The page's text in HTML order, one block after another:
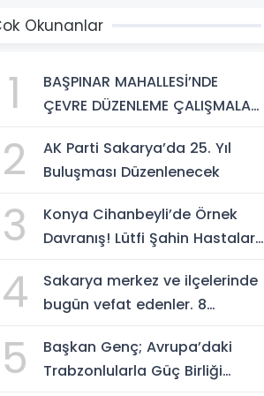
Okunanlar
1
BAŞPINAR MAHALLESİ’NDE
ÇEVRE DÜZENLEME ÇALIŞMALARI
2
AK Parti Sakarya’da 25. Yıl
Buluşması Düzenlenecek
3
Konya Cihanbeyli’de Örnek
Davranış! Lütfi Şahin Hastalara
4
Sakarya merkez ve ilçelerinde
bugün vefat edenler. 8
5
Başkan Genç; Avrupa’daki
Trabzonlularla Güç Birliği